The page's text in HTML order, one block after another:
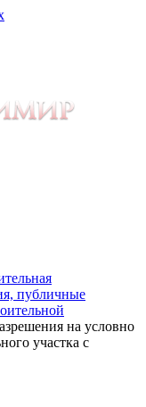
публичные
на условно
участка с